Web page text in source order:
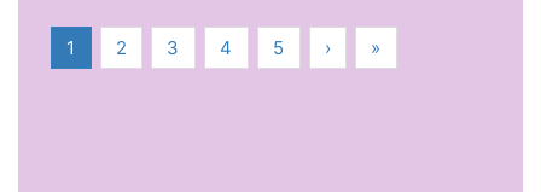
1 2 3 4 5 › »